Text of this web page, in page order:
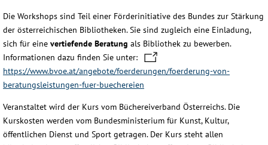
Die Workshops sind Teil einer Förderinitiative des Bundes zur Stärkung
der österreichischen Bibliotheken. Sie sind zugleich eine Einladung,
sich für eine vertiefende Beratung als Bibliothek zu bewerben.
Informationen dazu finden Sie unter:
https://www.bvoe.at/angebote/foerderungen/foerderung-von-
beratungsleistungen-fuer-buechereien
Veranstaltet wird der Kurs vom Büchereiverband Österreichs. Die
Kurskosten werden vom Bundesministerium für Kunst, Kultur,
öffentlichen Dienst und Sport getragen. Der Kurs steht allen